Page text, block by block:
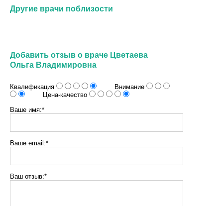
Другие врачи поблизости
Добавить отзыв о враче Цветаева
Ольга Владимировна
Квалификация
Внимание
Цена-качество
Ваше имя:*
Ваше email:*
Ваш отзыв:*